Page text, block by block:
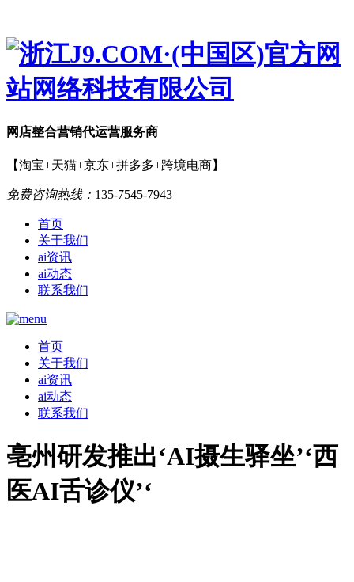
网店整合营销代运营服务商
【淘宝+天猫+京东+拼多多+跨境电商】
免费咨询热线： 135-7545-7943
首页
关于我们
ai资讯
ai动态
联系我们
首页
关于我们
ai资讯
ai动态
联系我们
亳州研发推出‘AI摄生驿坐’‘西
医AI舌诊仪’‘